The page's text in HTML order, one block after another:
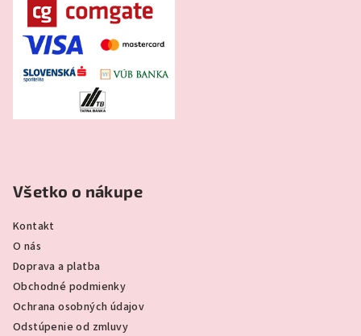
Všetko o nákupe
Kontakt
O nás
Doprava a platba
Obchodné podmienky
Ochrana osobných údajov
Odstúpenie od zmluvy